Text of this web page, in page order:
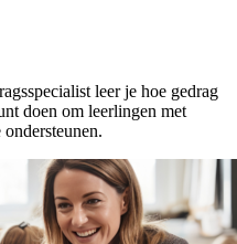
leer je hoe gedrag
doen om leerlingen met